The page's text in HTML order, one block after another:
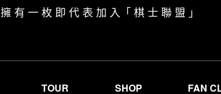
擁 有 一 枚 即 代 表 加 入「棋 士 聯 盟 」
TOUR SHOP FAN